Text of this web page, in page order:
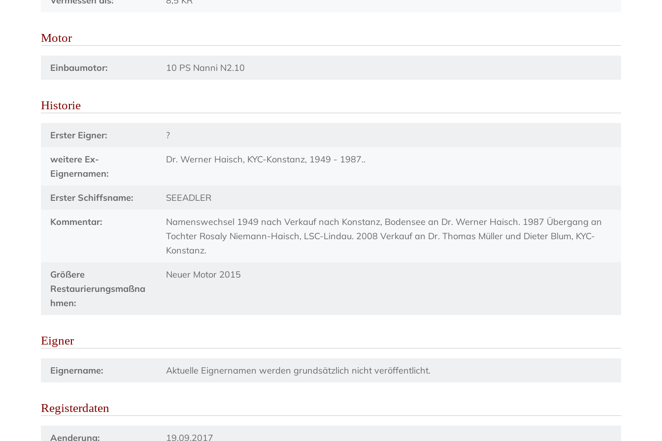
Motor
Einbaumotor: 10 PS Nanni N2.10
Historie
Erster Eigner: ?
weitere Ex-
Eignernamen:
Dr. Werner Haisch, KYC-Konstanz, 1949 - 1987..
Erster Schiffsname: SEEADLER
Kommentar:
Namenswechsel 1949 nach Verkauf nach Konstanz, Bodensee an Dr. Werner Haisch. 1987 Übergang an
Tochter Rosaly Niemann-Haisch, LSC-Lindau. 2008 Verkauf an Dr. Thomas Müller und Dieter Blum, KYC-
Konstanz.
Größere
Restaurierungsmaßna
hmen:
Neuer Motor 2015
Eigner
Eignername: Aktuelle Eignernamen werden grundsätzlich nicht veröffentlicht.
Registerdaten
Aenderung: 19.09.2017